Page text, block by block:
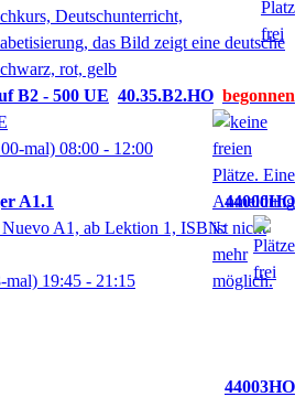
B2 - 500 UE 40.35.B2.HO
mal) 08:00 - 12:00
A1.1
44000HO
A1, ab Lektion 1, ISBN:
mal) 19:45 - 21:15
44003HO